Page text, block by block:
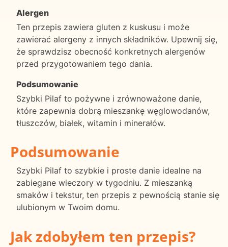
Alergen
Ten przepis zawiera gluten z kuskusu i może
zawierać alergeny z innych składników. Upewnij się,
że sprawdzisz obecność konkretnych alergenów
przed przygotowaniem tego dania.
Podsumowanie
Szybki Pilaf to pożywne i zrównoważone danie,
które zapewnia dobrą mieszankę węglowodanów,
tłuszczów, białek, witamin i minerałów.
Podsumowanie
Szybki Pilaf to szybkie i proste danie idealne na
zabiegane wieczory w tygodniu. Z mieszanką
smaków i tekstur, ten przepis z pewnością stanie się
ulubionym w Twoim domu.
Jak zdobyłem ten przepis?